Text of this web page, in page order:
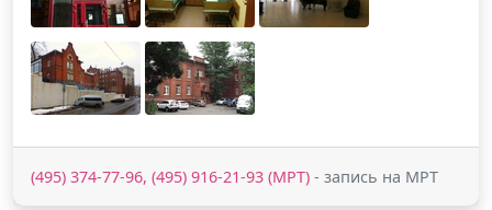
(495) 374-77-96, (495) 916-21-93 (МРТ) - запись на МРТ